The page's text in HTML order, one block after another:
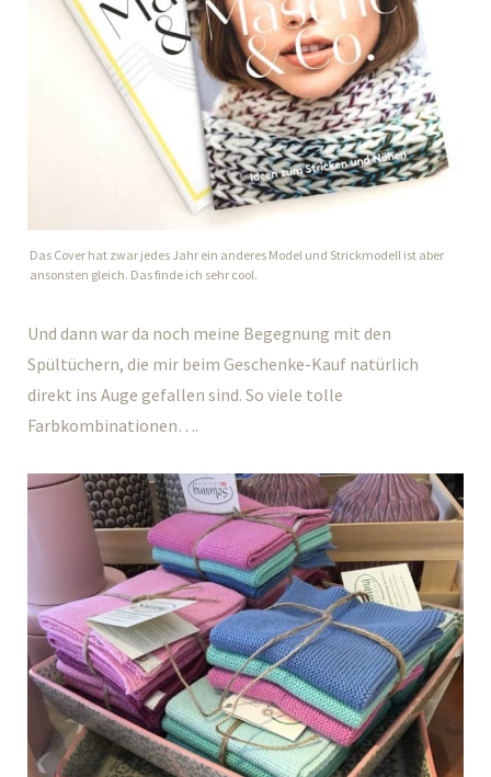
Das Cover hat zwar jedes Jahr ein anderes Model und Strickmodell ist aber
ansonsten gleich. Das finde ich sehr cool.
Und dann war da noch meine Begegnung mit den
Spültüchern, die mir beim Geschenke-Kauf natürlich
direkt ins Auge gefallen sind. So viele tolle
Farbkombinationen….